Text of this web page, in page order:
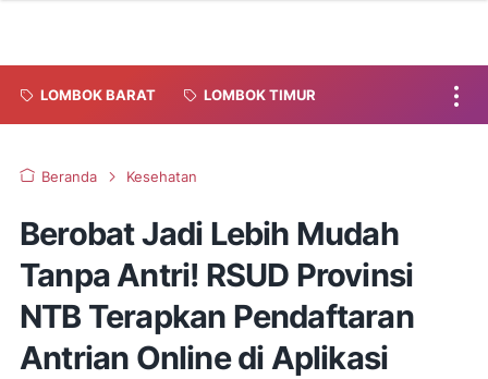
LOMBOK BARAT LOMBOK TIMUR
Beranda Kesehatan
Berobat Jadi Lebih Mudah
Tanpa Antri! RSUD Provinsi
NTB Terapkan Pendaftaran
Antrian Online di Aplikasi